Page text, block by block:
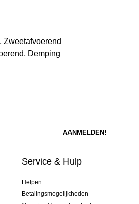
Zweetafvoerend
Demping
Service & Hulp
Helpen
Betalingsmogelijkheden